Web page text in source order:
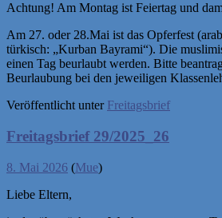
Achtung! Am Montag ist Feiertag und
Am 27. oder 28.Mai ist das Opferfest
türkisch: „Kurban Bayrami“). Die
einen Tag beurlaubt werden. Bitte
Beurlaubung bei den jeweiligen
Veröffentlicht unter Freitagsbrief
Freitagsbrief 29/2025_26
8. Mai 2026 (Mue)
Liebe Eltern,